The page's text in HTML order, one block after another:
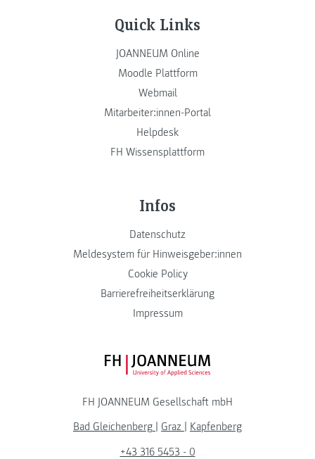
Quick Links
JOANNEUM Online
Moodle Plattform
Webmail
Mitarbeiter:innen-Portal
Helpdesk
FH Wissensplattform
Infos
Datenschutz
Meldesystem für Hinweisgeber:innen
Cookie Policy
Barrierefreiheitserklärung
Impressum
FH JOANNEUM Logo
FH JOANNEUM Gesellschaft mbH
Bad Gleichenberg
Graz
Kapfenberg
+43 316 5453 - 0